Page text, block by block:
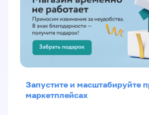
Запустите и масштабируйте
маркетплейсах